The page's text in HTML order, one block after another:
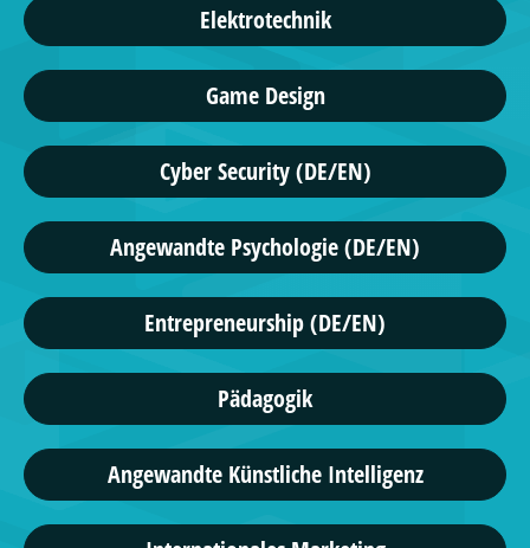
Elektrotechnik
Game Design
Cyber Security (DE/EN)
Angewandte Psychologie (DE/EN)
Entrepreneurship (DE/EN)
Pädagogik
Angewandte Künstliche Intelligenz